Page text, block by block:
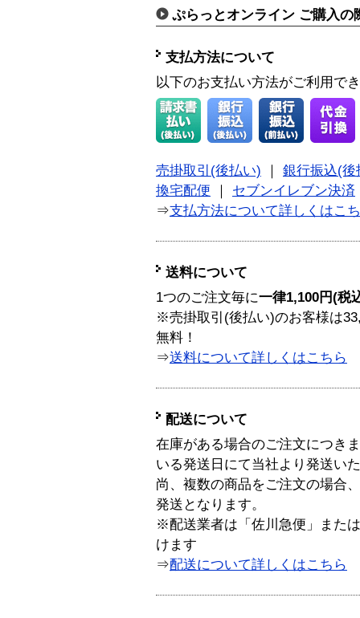
ぷらっとオンライン ご購入の
支払方法について
以下のお支払い方法がご利用で
売掛取引(後払い)
銀行振込(後
換宅配便
セブンイレブン決済
⇒支払方法について詳しくはこ
送料について
1つのご注文毎に一律1,100円(税
※売掛取引(後払い)のお客様は
無料！
⇒送料について詳しくはこちら
配送について
在庫がある場合のご注文につき
いる発送日にて当社より発送い
尚、複数の商品をご注文の場合
発送となります。
※配送業者は「佐川急便」また
けます
⇒配送について詳しくはこちら